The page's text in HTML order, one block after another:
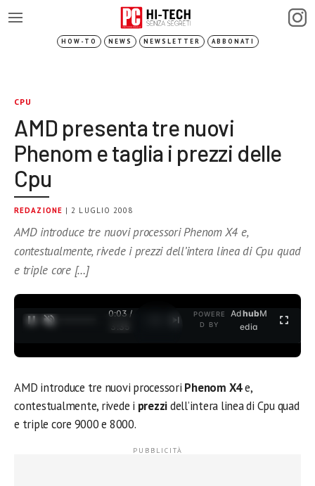
HOW-TO NEWS NEWSLETTER ABBONATI
CPU
AMD presenta tre nuovi
Phenom e taglia i prezzi delle
Cpu
REDAZIONE | 2 LUGLIO 2008
AMD introduce tre nuovi processori Phenom X4 e,
contestualmente, rivede i prezzi dell’intera linea di Cpu quad
e triple core […]
0:03 /
3:35
POWERE
D BY
AdhubM
edia
AMD introduce tre nuovi processori Phenom X4e,
contestualmente, rivede i prezzidell’intera linea di Cpu quad
e triple core 9000 e 8000.